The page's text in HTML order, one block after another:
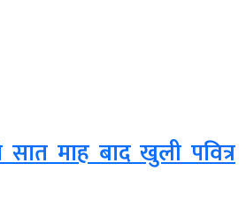
माह बाद खुली पवित्र